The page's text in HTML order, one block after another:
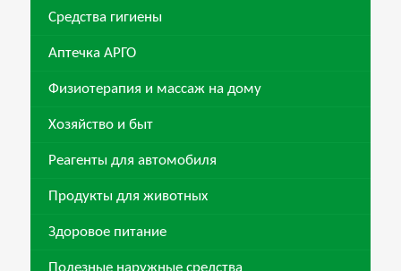
Средства гигиены
Аптечка АРГО
Физиотерапия и массаж на дому
Хозяйство и быт
Реагенты для автомобиля
Продукты для животных
Здоровое питание
Полезные наружные средства